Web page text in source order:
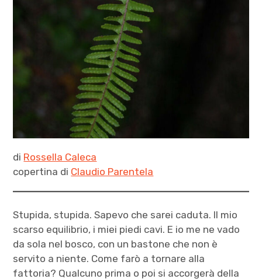
di Rossella Caleca
copertina di Claudio Parentela
Stupida, stupida. Sapevo che sarei caduta. Il mio
scarso equilibrio, i miei piedi cavi. E io me ne vado
da sola nel bosco, con un bastone che non è
servito a niente. Come farò a tornare alla
fattoria? Qualcuno prima o poi si accorgerà della